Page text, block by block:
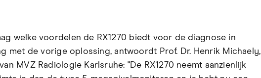
welke voordelen de RX1270 biedt voor de diagnose in
met de vorige oplossing, antwoordt Prof. Dr. Henrik Michaely,
MVZ Radiologie Karlsruhe: "De RX1270 neemt aanzienlijk